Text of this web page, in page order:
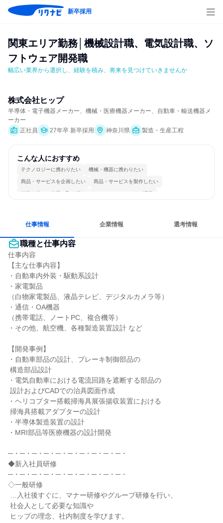
新卒採用
関東エリア勤務│機械設計職、電気設計職、ソ
フトウェア開発職
幅広い業界から選択し、経験を積み、将来を見つけていきませんか
株式会社ヒップ
半導体・電子機器メーカー、機械・医療機器メーカー、自動車・輸送機器メ
ーカー
正社員
27年卒 新卒採用 神奈川県 製造・生産工程
こんな人におすすめ
テクノロジーに携わりたい 機械・機器に携わりたい
商品・サービスを企画したい 商品・サービスを製作したい
情熱を持って仕事に取り組む コミュニケーションが活発
仕事情報 企業情報 選考情報
職種と仕事内容
仕事内容
【主な仕事内容】
・自動車内外装・駆動系設計
・家電製品
（白物家電製品、液晶テレビ、デジタルカメラ等）
・通信・OA機器
（携帯電話、ノートPC、複合機等）
・その他、航空機、各種製造装置設計 など
【開発事例】
・自動車部品の設計、ブレーキ制御部品の
・電気自動車における電流回路を遮断する部品の
・ヘリコプター搭載掃海具展張揚収装置における
・半導体製造装置の設計
・MRI部品等医療機器の設計開発
─・─・─・─・─・─・─・─・─・─・
◆新入社員研修
─・─・─・─・─・─・─・─・─・─・
◇一般研修